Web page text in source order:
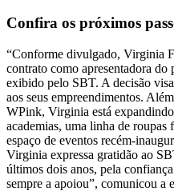
Confira os próximos
“Conforme divulgado, Virginia
contrato como apresentadora do
exibido pelo SBT. A decisão
aos seus empreendimentos.
WPink, Virginia está
academias, uma linha de roupas
espaço de eventos recém-
Virginia expressa gratidão ao
últimos dois anos, pela
sempre a apoiou”, comunicou a